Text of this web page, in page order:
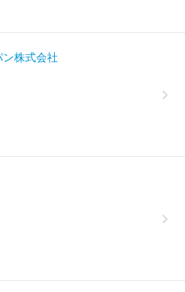
Ｄ２Ｃ
株式会社電通東日本
株式会社日宣
ゲンダイエ
株式会社イー・スピリット
株
福岡
株式会社